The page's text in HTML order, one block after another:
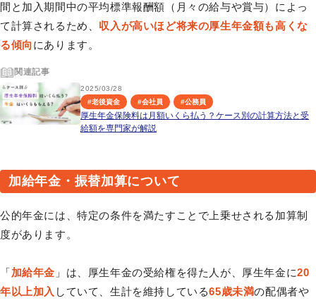
間と加入期間中の平均標準報酬額（月々の給与や賞与）によっ
て計算されるため、 収入が高いほど将来の厚生年金額も高くな
る傾向にあります。
関連記事
2025/03/28
#老後資金 #会社員 #公務員
厚生年金保険料は月額いくら払う？ケース別の計算方法と受
給額を専門家が解説
加給年金・振替加算について
公的年金には、特定の条件を満たすことで上乗せされる加算制
度があります。
「加給年金 」は、厚生年金の受給権を得た人が、厚生年金に20
年以上加入 していて、生計を維持している65歳未満の配偶者や